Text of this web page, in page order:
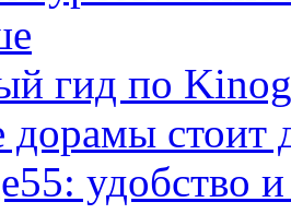
гид по
дорамы стоит
удобство